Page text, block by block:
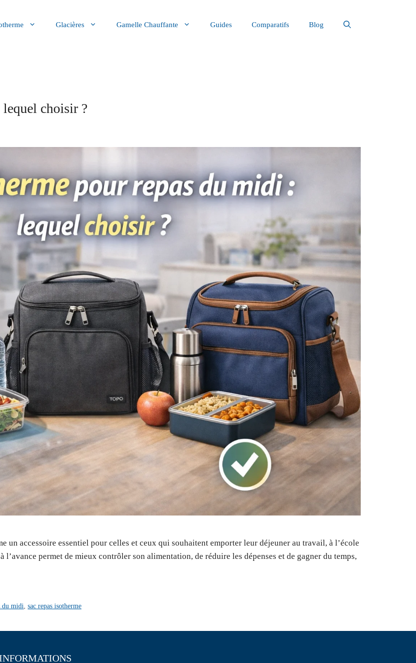
Glacières Gamelle Chauffante Guides Comparatifs Blog
lequel choisir ?
un accessoire essentiel pour celles et ceux qui souhaitent emporter leur déjeuner au travail, à l’école
l’avance permet de mieux contrôler son alimentation, de réduire les dépenses et de gagner du temps,
du midi ,sac repas isotherme